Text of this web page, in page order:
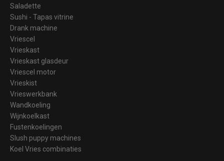
Saladette
Sushi - Tapas vitrine
Drank machine
Vriescel
Vrieskast
Vrieskast glasdeur
Vriescel motor
Vrieskist
Vrieswerkbank
Wandkoeling
Wijnkoelkast
Fustenkoelingen
Slush puppy machines
Koel Vries combinaties